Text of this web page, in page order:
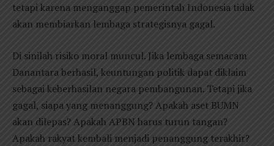
tetapi karena menganggap pemerintah Indonesia tidak
akan membiarkan lembaga strategisnya gagal.
Di sinilah risiko moral muncul. Jika lembaga semacam
Danantara berhasil, keuntungan politik dapat diklaim
sebagai keberhasilan negara pembangunan. Tetapi jika
gagal, siapa yang menanggung? Apakah aset BUMN
akan dilepas? Apakah APBN harus turun tangan?
Apakah rakyat kembali menjadi penanggung terakhir?